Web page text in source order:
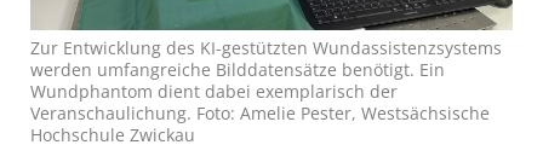
Zur Entwicklung des KI-gestützten Wundassistenzsystems
werden umfangreiche Bilddatensätze benötigt. Ein
Wundphantom dient dabei exemplarisch der
Veranschaulichung. Foto: Amelie Pester, Westsächsische
Hochschule Zwickau